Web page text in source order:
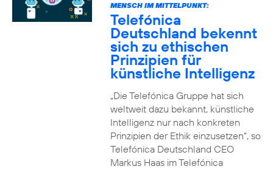
MENSCH IM MITTELPUNKT:
Telefónica
Deutschland bekennt
sich zu ethischen
Prinzipien für
künstliche Intelligenz
„Die Telefónica Gruppe hat sich
weltweit dazu bekannt, künstliche
Intelligenz nur nach konkreten
Prinzipien der Ethik einzusetzen“, so
Telefónica Deutschland CEO
Markus Haas im Telefónica